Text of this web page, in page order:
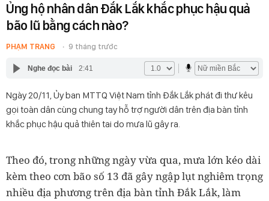
Ủng hộ nhân dân Đắk Lắk khắc phục hậu quả
bão lũ bằng cách nào?
PHẠM TRANG 9 tháng trước
Nghe đọc bài 2:41
Ngày 20/11, Ủy ban MTTQ Việt Nam tỉnh Đắk Lắk phát đi thư kêu
gọi toàn dân cùng chung tay hỗ trợ người dân trên địa bàn tỉnh
khắc phục hậu quả thiên tai do mưa lũ gây ra.
Theo đó, trong những ngày vừa qua, mưa lớn kéo dài
kèm theo cơn bão số 13 đã gây ngập lụt nghiêm trọng
nhiều địa phương trên địa bàn tỉnh Đắk Lắk, làm